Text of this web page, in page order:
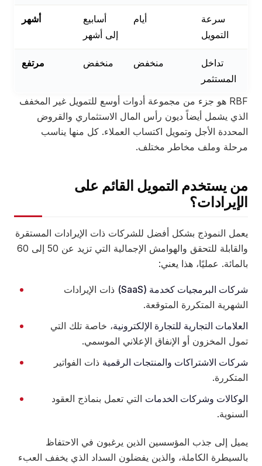
سرعة
التمويل
أيام
أسابيع
إلى أشهر
أشهر
تداخل
المستثمر
منخفض منخفض مرتفع
RBF هو جزء من مجموعة أدوات أوسع للتمويل غير المخفف
الذي يشمل أيضاً ديون رأس المال الاستثماري والقروض
المحددة الأجل وتمويل اكتساب العملاء. كل منها يناسب
مرحلة وملف مخاطر مختلف.
من يستخدم التمويل القائم على
الإيرادات؟
يعمل النموذج بشكل أفضل للشركات ذات الإيرادات المستقرة
والقابلة للتحقق والهوامش الإجمالية التي تزيد عن 50 إلى 60
بالمائة. عمليًا، هذا يعني:
شركات البرمجيات كخدمة (SaaS)
ذات الإيرادات
الشهرية المتكررة المتوقعة.
العلامات التجارية للتجارة الإلكترونية، خاصة تلك التي
تمول المخزون أو الإنفاق الإعلاني الموسمي.
شركات الاشتراكات والمنتجات الرقمية ذات الفواتير
المتكررة.
الوكالات وشركات الخدمات التي تعمل بنماذج العقود
السنوية.
يميل إلى جذب المؤسسين الذين يرغبون في الاحتفاظ
بالسيطرة الكاملة، والذين يفضلون السداد الذي يخفف العبء